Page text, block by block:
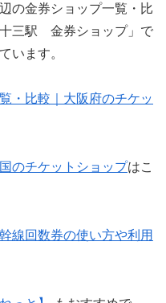
の金券ショップ一覧・比
三駅 金券ショップ」で
います。
・比較｜大阪府のチケッ
のチケットショップはこ
線回数券の使い方や利用